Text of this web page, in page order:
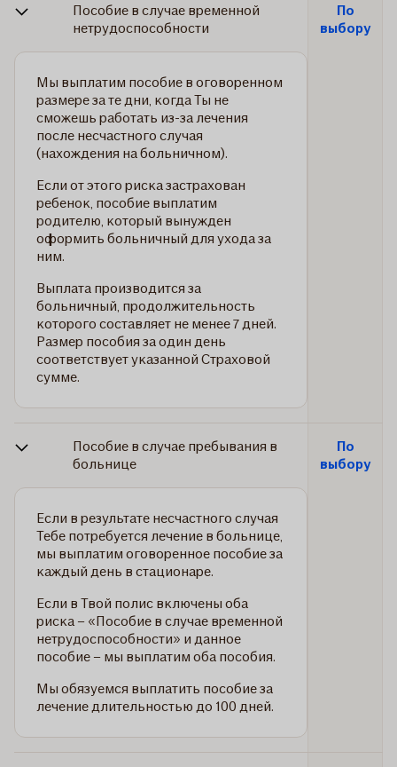
Пособие в случае временной
нетрудоспособности
Мы выплатим пособие в оговоренном
размере за те дни, когда Ты не
сможешь работать из-за лечения
после несчастного случая
(нахождения на больничном).
Если от этого риска застрахован
ребенок, пособие выплатим
родителю, который вынужден
оформить больничный для ухода за
ним.
Выплата производится за
больничный, продолжительность
которого составляет не менее 7 дней.
Размер пособия за один день
соответствует указанной Страховой
сумме.
По
выбору
Пособие в случае пребывания в
больнице
Если в результате несчастного случая
Тебе потребуется лечение в больнице,
мы выплатим оговоренное пособие за
каждый день в стационаре.
Если в Твой полис включены оба
риска – «Пособие в случае временной
нетрудоспособности» и данное
пособие – мы выплатим оба пособия.
Мы обязуемся выплатить пособие за
лечение длительностью до 100 дней.
По
выбору